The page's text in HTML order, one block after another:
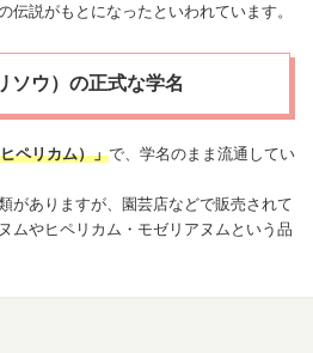
伝説がもとになったといわれています。
ソウ）の正式な学名
ヒペリカム）」で、学名のまま流通してい
がありますが、園芸店などで販売されて
ムやヒペリカム・モゼリアヌムという品